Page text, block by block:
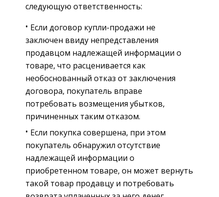
следующую ответственность:
Если договор купли-продажи не
заключен ввиду непредставления
продавцом надлежащей информации о
товаре, что расценивается как
необоснованный отказ от заключения
договора, покупатель вправе
потребовать возмещения убытков,
причиненных таким отказом.
Если покупка совершена, при этом
покупатель обнаружил отсутствие
надлежащей информации о
приобретенном товаре, он может вернуть
такой товар продавцу и потребовать